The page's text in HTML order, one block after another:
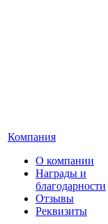
Компания
О компании
Награды и
благодарности
Отзывы
Реквизиты